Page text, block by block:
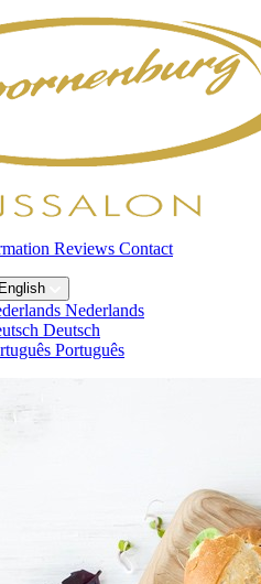
(current)
Reviews Contact
English
Nederlands
Deutsch
Português